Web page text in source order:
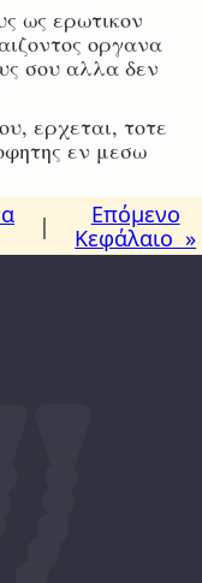
ως ερωτικον
οργανα
σου αλλα δεν
ερχεται, τοτε
εν μεσω
|
Επόμενο
Κεφάλαιο »